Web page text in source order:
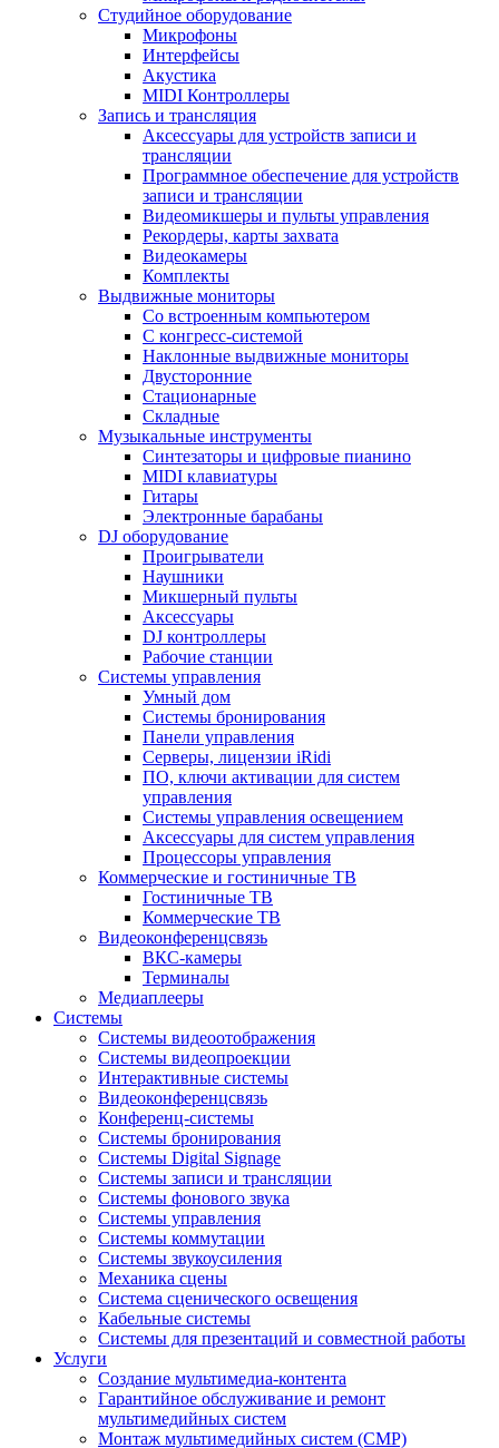
Студийное оборудование
Микрофоны
Интерфейсы
Акустика
MIDI Контроллеры
Запись и трансляция
Аксессуары для устройств записи и
трансляции
Программное обеспечение для устройств
записи и трансляции
Видеомикшеры и пульты управления
Рекордеры, карты захвата
Видеокамеры
Комплекты
Выдвижные мониторы
Со встроенным компьютером
С конгресс-системой
Наклонные выдвижные мониторы
Двусторонние
Стационарные
Складные
Музыкальные инструменты
Синтезаторы и цифровые пианино
MIDI клавиатуры
Гитары
Электронные барабаны
DJ оборудование
Проигрыватели
Наушники
Микшерный пульты
Аксессуары
DJ контроллеры
Рабочие станции
Системы управления
Умный дом
Системы бронирования
Панели управления
Серверы, лицензии iRidi
ПО, ключи активации для систем
управления
Системы управления освещением
Аксессуары для систем управления
Процессоры управления
Коммерческие и гостиничные ТВ
Гостиничные ТВ
Коммерческие ТВ
Видеоконференцсвязь
ВКС-камеры
Терминалы
Медиаплееры
Системы
Системы видеоотображения
Системы видеопроекции
Интерактивные системы
Видеоконференцсвязь
Конференц-системы
Системы бронирования
Системы Digital Signage
Системы записи и трансляции
Системы фонового звука
Системы управления
Системы коммутации
Системы звукоусиления
Механика сцены
Система сценического освещения
Кабельные системы
Системы для презентаций и совместной работы
Услуги
Создание мультимедиа-контента
Гарантийное обслуживание и ремонт
мультимедийных систем
Монтаж мультимедийных систем (СМР)